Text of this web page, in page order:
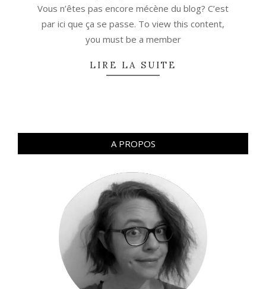
Vous n’êtes pas encore mécène du blog? C’est
par ici que ça se passe. To view this content,
you must be a member
LIRE LA SUITE
A PROPOS